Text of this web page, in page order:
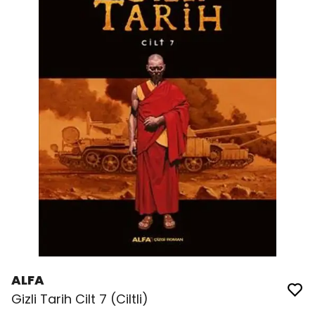
ALFA
Gizli Tarih Cilt 7 (Ciltli)